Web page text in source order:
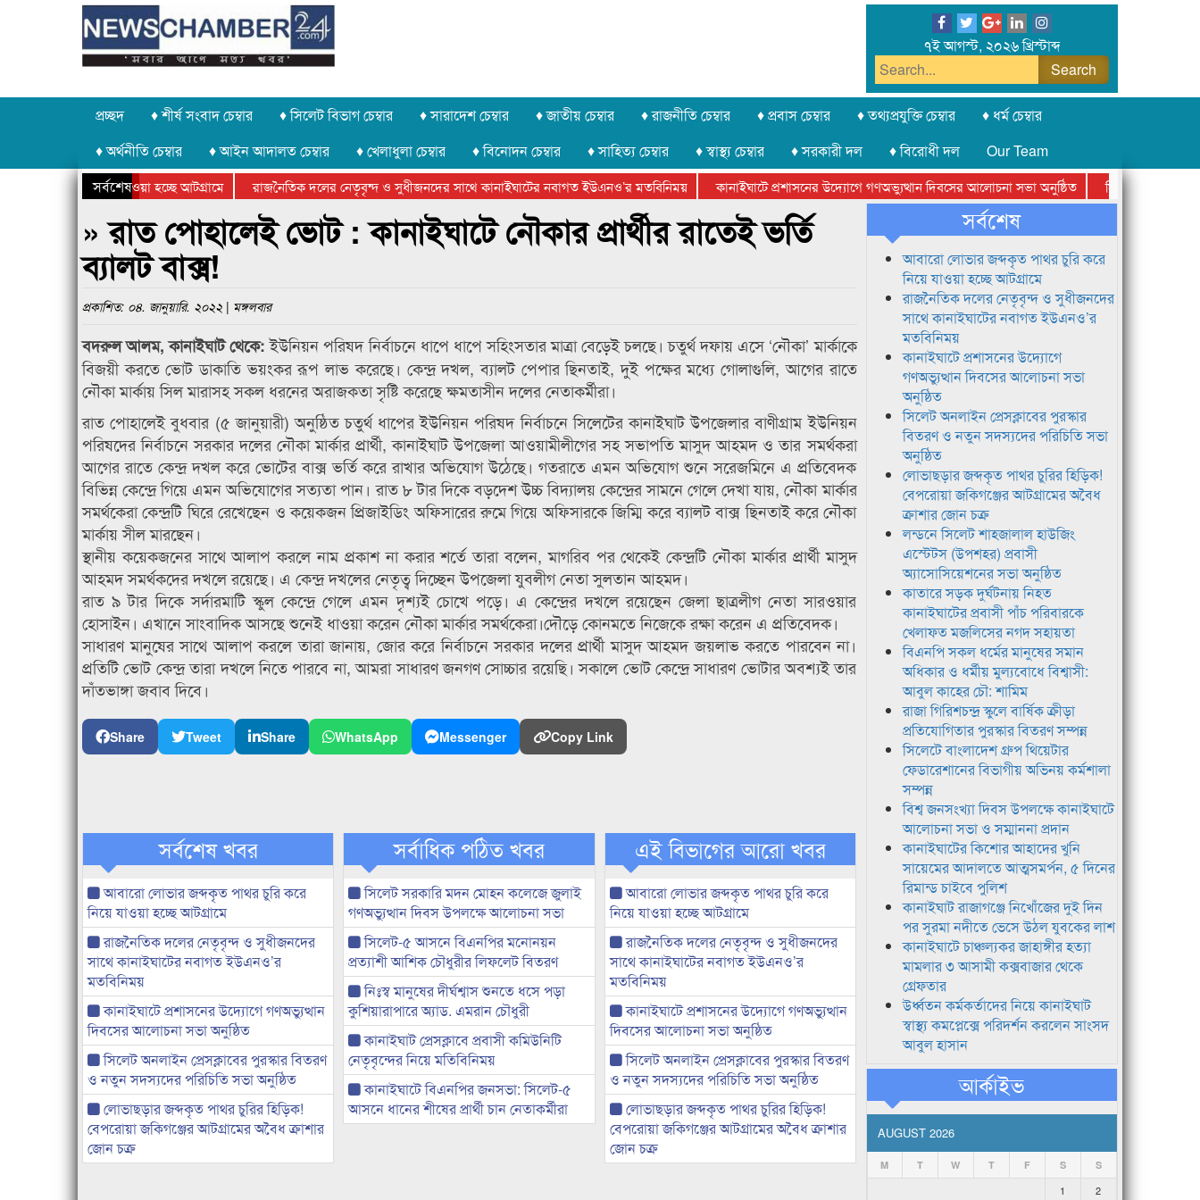
৭ই আগস্ট, ২০২৬ খ্রিস্টাব্দ
প্রচ্ছদ ♦ শীর্ষ সংবাদ চেম্বার ♦ সিলেট বিভাগ চেম্বার ♦ সারাদেশ চেম্বার ♦ জাতীয় চেম্বার ♦ রাজনীতি চেম্বার ♦ প্রবাস চেম্বার ♦ তথ্যপ্রযুক্তি চেম্বার
♦ ধর্ম চেম্বার
♦ অর্থনীতি চেম্বার
♦ আইন আদালত চেম্বার ♦ খেলাধুলা চেম্বার ♦ বিনোদন চেম্বার ♦ সাহিত্য চেম্বার ♦ স্বাস্থ্য চেম্বার ♦ সরকারী দল ♦ বিরোধী দল
Our Team
সর্বশেষ
চুরি করে নিয়ে যাওয়া হচ্ছে আটগ্রামে রাজনৈতিক দলের নেতৃবৃন্দ ও সুধীজনদের সাথে কানাইঘাটের নবাগত ইউএনও’র মতবিনিময় কানাইঘাটে প্রশাসনের উদ্যোগে গণঅভ্যুত্থান দিবসের আলোচনা সভা অনুষ্ঠিত
সিলেট অনলাইন
ক্রীড়া প্রতিযোগিতার পুরস্কার বিতরণ সম্পন্ন
সিলেটে বাংলাদেশ গ্রুপ থিয়েটার ফেডারেশানের বিভাগীয় অভিনয় কর্মশালা সম্পন্ন
» রাত পোহালেই ভোট : কানাইঘাটে নৌকার প্রার্থীর রাতেই ভর্তি
ব্যালট বাক্স!
প্রকাশিত: ০৪. জানুয়ারি. ২০২২ | মঙ্গলবার
বদরুল আলম, কানাইঘাট থেকে:ইউনিয়ন পরিষদ নির্বাচনে ধাপে ধাপে সহিংসতার মাত্রা বেড়েই চলছে। চতুর্থ দফায় এসে ‘নৌকা’ মার্কাকে
বিজয়ী করতে ভোট ডাকাতি ভয়ংকর রূপ লাভ করেছে। কেন্দ্র দখল, ব্যালট পেপার ছিনতাই, দুই পক্ষের মধ্যে গোলাগুলি, আগের রাতে
নৌকা মার্কায় সিল মারাসহ সকল ধরনের অরাজকতা সৃষ্টি করেছে ক্ষমতাসীন দলের নেতাকর্মীরা।
রাত পোহালেই বুধবার (৫ জানুয়ারী) অনুষ্ঠিত চতুর্থ ধাপের ইউনিয়ন পরিষদ নির্বাচনে সিলেটের কানাইঘাট উপজেলার বাণীগ্রাম ইউনিয়ন
পরিষদের নির্বাচনে সরকার দলের নৌকা মার্কার প্রার্থী, কানাইঘাট উপজেলা আওয়ামীলীগের সহ সভাপতি মাসুদ আহমদ ও তার সমর্থকরা
আগের রাতে কেন্দ্র দখল করে ভোটের বাক্স ভর্তি করে রাখার অভিযোগ উঠেছে। গতরাতে এমন অভিযোগ শুনে সরেজমিনে এ প্রতিবেদক
বিভিন্ন কেন্দ্রে গিয়ে এমন অভিযোগের সত্যতা পান। রাত ৮ টার দিকে বড়দেশ উচ্চ বিদ্যালয় কেন্দ্রের সামনে গেলে দেখা যায়, নৌকা মার্কার
সমর্থকেরা কেন্দ্রটি ঘিরে রেখেছেন ও কয়েকজন প্রিজাইডিং অফিসারের রুমে গিয়ে অফিসারকে জিম্মি করে ব্যালট বাক্স ছিনতাই করে নৌকা
মার্কায় সীল মারছেন।
স্থানীয় কয়েকজনের সাথে আলাপ করলে নাম প্রকাশ না করার শর্তে তারা বলেন, মাগরিব পর থেকেই কেন্দ্রটি নৌকা মার্কার প্রার্থী মাসুদ
আহমদ সমর্থকদের দখলে রয়েছে। এ কেন্দ্র দখলের নেতৃত্ব দিচ্ছেন উপজেলা যুবলীগ নেতা সুলতান আহমদ।
রাত ৯ টার দিকে সর্দারমাটি স্কুল কেন্দ্রে গেলে এমন দৃশ্যই চোখে পড়ে। এ কেন্দ্রের দখলে রয়েছেন জেলা ছাত্রলীগ নেতা সারওয়ার
হোসাইন। এখানে সাংবাদিক আসছে শুনেই ধাওয়া করেন নৌকা মার্কার সমর্থকেরা।দৌড়ে কোনমতে নিজেকে রক্ষা করেন এ প্রতিবেদক।
সাধারণ মানুষের সাথে আলাপ করলে তারা জানায়, জোর করে নির্বাচনে সরকার দলের প্রার্থী মাসুদ আহমদ জয়লাভ করতে পারবেন না।
প্রতিটি ভোট কেন্দ্র তারা দখলে নিতে পারবে না, আমরা সাধারণ জনগণ সোচ্চার রয়েছি। সকালে ভোট কেন্দ্রে সাধারণ ভোটার অবশ্যই তার
দাঁতভাঙ্গা জবাব দিবে।
Share Tweet Share WhatsApp Messenger Copy Link
সর্বশেষ খবর
আবারো লোভার জব্দকৃত পাথর চুরি করে
নিয়ে যাওয়া হচ্ছে আটগ্রামে
রাজনৈতিক দলের নেতৃবৃন্দ ও সুধীজনদের
সাথে কানাইঘাটের নবাগত ইউএনও’র
মতবিনিময়
কানাইঘাটে প্রশাসনের উদ্যোগে গণঅভ্যুত্থান
দিবসের আলোচনা সভা অনুষ্ঠিত
সিলেট অনলাইন প্রেসক্লাবের পুরস্কার বিতরণ
ও নতুন সদস্যদের পরিচিতি সভা অনুষ্ঠিত
লোভাছড়ার জব্দকৃত পাথর চুরির হিড়িক!
বেপরোয়া জকিগঞ্জের আটগ্রামের অবৈধ ক্রাশার
জোন চক্র
সর্বাধিক পঠিত খবর
সিলেট সরকারি মদন মোহন কলেজে জুলাই
গণঅভ্যুত্থান দিবস উপলক্ষে আলোচনা সভা
সিলেট-৫ আসনে বিএনপির মনোনয়ন
প্রত্যাশী আশিক চৌধুরীর লিফলেট বিতরণ
নিঃস্ব মানুষের দীর্ঘশ্বাস শুনতে ধসে পড়া
কুশিয়ারাপারে অ্যাড. এমরান চৌধুরী
কানাইঘাট প্রেসক্লাবে প্রবাসী কমিউনিটি
নেতৃবৃন্দের নিয়ে মতিবিনিময়
কানাইঘাটে বিএনপির জনসভা: সিলেট-৫
আসনে ধানের শীষের প্রার্থী চান নেতাকর্মীরা
এই বিভাগের আরো খবর
আবারো লোভার জব্দকৃত পাথর চুরি করে
নিয়ে যাওয়া হচ্ছে আটগ্রামে
রাজনৈতিক দলের নেতৃবৃন্দ ও সুধীজনদের
সাথে কানাইঘাটের নবাগত ইউএনও’র
মতবিনিময়
কানাইঘাটে প্রশাসনের উদ্যোগে গণঅভ্যুত্থান
দিবসের আলোচনা সভা অনুষ্ঠিত
সিলেট অনলাইন প্রেসক্লাবের পুরস্কার বিতরণ
ও নতুন সদস্যদের পরিচিতি সভা অনুষ্ঠিত
লোভাছড়ার জব্দকৃত পাথর চুরির হিড়িক!
বেপরোয়া জকিগঞ্জের আটগ্রামের অবৈধ ক্রাশার
জোন চক্র
সর্বশেষ
আবারো লোভার জব্দকৃত পাথর চুরি করে
নিয়ে যাওয়া হচ্ছে আটগ্রামে
রাজনৈতিক দলের নেতৃবৃন্দ ও সুধীজনদের
সাথে কানাইঘাটের নবাগত ইউএনও’র
মতবিনিময়
কানাইঘাটে প্রশাসনের উদ্যোগে
গণঅভ্যুত্থান দিবসের আলোচনা সভা
অনুষ্ঠিত
সিলেট অনলাইন প্রেসক্লাবের পুরস্কার
বিতরণ ও নতুন সদস্যদের পরিচিতি সভা
অনুষ্ঠিত
লোভাছড়ার জব্দকৃত পাথর চুরির হিড়িক!
বেপরোয়া জকিগঞ্জের আটগ্রামের অবৈধ
ক্রাশার জোন চক্র
লন্ডনে সিলেট শাহজালাল হাউজিং
এস্টেটস (উপশহর) প্রবাসী
অ্যাসোসিয়েশনের সভা অনুষ্ঠিত
কাতারে সড়ক দুর্ঘটনায় নিহত
কানাইঘাটের প্রবাসী পাঁচ পরিবারকে
খেলাফত মজলিসের নগদ সহায়তা
বিএনপি সকল ধর্মের মানুষের সমান
অধিকার ও ধর্মীয় মুল্যবোধে বিশ্বাসী:
আবুল কাহের চৌ: শামিম
রাজা গিরিশচন্দ্র স্কুলে বার্ষিক ক্রীড়া
প্রতিযোগিতার পুরস্কার বিতরণ সম্পন্ন
সিলেটে বাংলাদেশ গ্রুপ থিয়েটার
ফেডারেশানের বিভাগীয় অভিনয় কর্মশালা
সম্পন্ন
বিশ্ব জনসংখ্যা দিবস উপলক্ষে কানাইঘাটে
আলোচনা সভা ও সম্মাননা প্রদান
কানাইঘাটের কিশোর আহাদের খুনি
সায়েমের আদালতে আত্মসমর্পন, ৫ দিনের
রিমান্ড চাইবে পুলিশ
কানাইঘাট রাজাগঞ্জে নিখোঁজের দুই দিন
পর সুরমা নদীতে ভেসে উঠল যুবকের লাশ
কানাইঘাটে চাঞ্চল্যকর জাহাঙ্গীর হত্যা
মামলার ৩ আসামী কক্সবাজার থেকে
গ্রেফতার
উর্ধ্বতন কর্মকর্তাদের নিয়ে কানাইঘাট
স্বাস্থ্য কমপ্লেক্সে পরিদর্শন করলেন সাংসদ
আবুল হাসান
আর্কাইভ
AUGUST 2026
M T W T F S S
1
2